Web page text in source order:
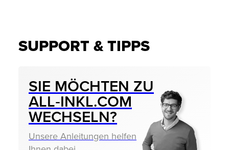
SUPPORT & TIPPS
SIE MÖCHTEN ZU
ALL‑INKL.COM
WECHSELN?
Unsere Anleitungen helfen